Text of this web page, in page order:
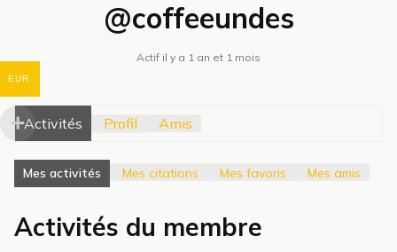
@coffeeundes
Actif il y a 1 an et 1 mois
Activités Profil Amis
Mes activités Mes citations Mes favoris Mes amis
Activités du membre
EUR